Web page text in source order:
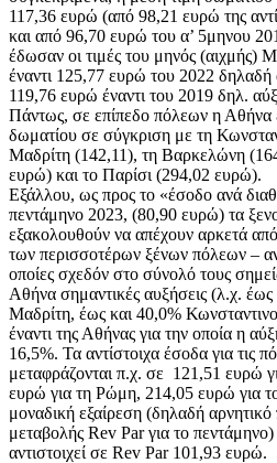
117,36 ευρώ (από 98,21 ευρώ της
και από 96,70 ευρώ του α’ 5μηνου
έδωσαν οι τιμές του μηνός (αιχμής)
έναντι 125,77 ευρώ του 2022
119,76 ευρώ έναντι του 2019 δηλ.
Πάντως, σε επίπεδο πόλεων η Αθήνα
δωματίου σε σύγκριση με τη
Μαδρίτη (142,11), τη Βαρκελώνη
ευρώ) και το Παρίσι (294,02 ευρώ).
Εξάλλου, ως προς το «έσοδο ανά
πεντάμηνο 2023, (80,90 ευρώ) τα
εξακολουθούν να απέχουν αρκετά από
των περισσοτέρων ξένων πόλεων –
οποίες σχεδόν στο σύνολό τους
Αθήνα σημαντικές αυξήσεις (λ.χ.
Μαδρίτη, έως και 40,0%
έναντι της Αθήνας για την οποία η
16,5%. Τα αντίστοιχα έσοδα για τις
μεταφράζονται π.χ. σε 121,51 ευρώ
ευρώ για τη Ρώμη, 214,05 ευρώ για
μοναδική εξαίρεση (δηλαδή
μεταβολής Rev Par για το
αντιστοιχεί σε Rev Par 101,93 ευρώ.